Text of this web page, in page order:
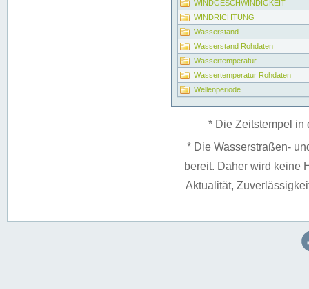
WINDGESCHWINDIGKEIT
WINDRICHTUNG
Wasserstand
Wasserstand Rohdaten
Wassertemperatur
Wassertemperatur Rohdaten
Wellenperiode
* Die Zeitstempel in
* Die Wasserstraßen-
bereit. Daher wird keine
Aktualität,